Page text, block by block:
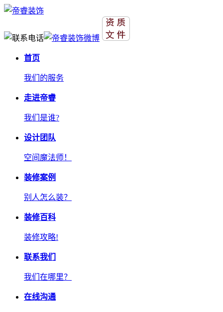
首页
我们的服务
走进帝睿
我们是谁?
设计团队
空间魔法师！
装修案例
别人怎么装？
装修百科
装修攻略!
联系我们
我们在哪里？
在线沟通